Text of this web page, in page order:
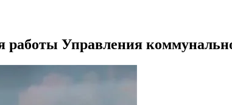
Управления